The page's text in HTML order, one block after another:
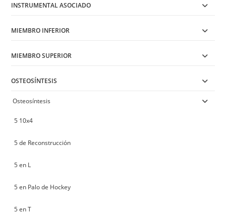
INSTRUMENTAL ASOCIADO
MIEMBRO INFERIOR
MIEMBRO SUPERIOR
OSTEOSÍNTESIS
Osteosíntesis
5 10x4
5 de Reconstrucción
5 en L
5 en Palo de Hockey
5 en T